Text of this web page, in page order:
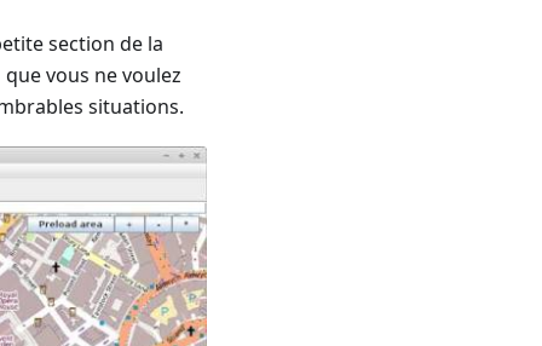
section de la
vous ne voulez
situations.